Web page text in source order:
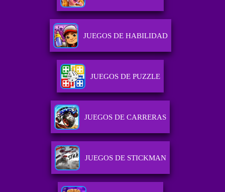
JUEGOS DE HABILIDAD
JUEGOS DE PUZZLE
JUEGOS DE CARRERAS
JUEGOS DE STICKMAN